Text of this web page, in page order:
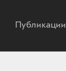
Публикации